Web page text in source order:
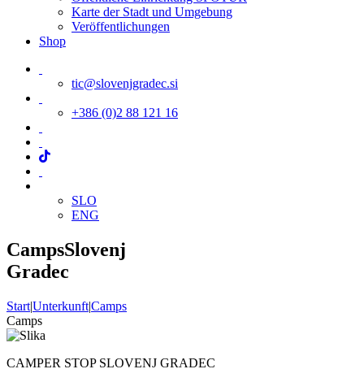
Karte der Stadt und Umgebung
Veröffentlichungen
Shop
tic@slovenjgradec.si
+386 (0)2 88 121 16
SLO
ENG
CampsSlovenj
Gradec
Start|Unterkunft|Camps
Camps
CAMPER STOP SLOVENJ GRADEC